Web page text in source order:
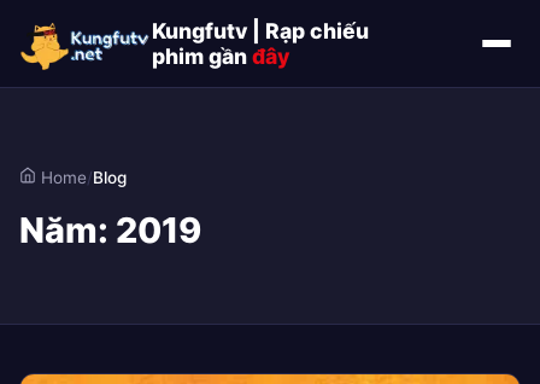
Kungfutv | Rạp chiếu
phim gầnđây
Home/Blog
Năm: 2019